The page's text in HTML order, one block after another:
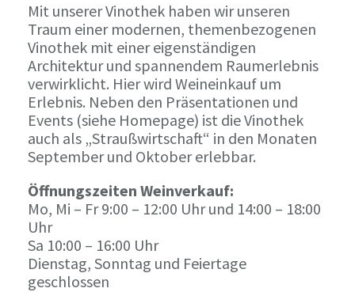
Mit unserer Vinothek haben wir unseren
Traum einer modernen, themenbezogenen
Vinothek mit einer eigenständigen
Architektur und spannendem Raumerlebnis
verwirklicht. Hier wird Weineinkauf um
Erlebnis. Neben den Präsentationen und
Events (siehe Homepage) ist die Vinothek
auch als „Straußwirtschaft“ in den Monaten
September und Oktober erlebbar.
Öffnungszeiten Weinverkauf:
Mo, Mi – Fr 9:00 – 12:00 Uhr und 14:00 – 18:00
Uhr
Sa 10:00 – 16:00 Uhr
Dienstag, Sonntag und Feiertage
geschlossen